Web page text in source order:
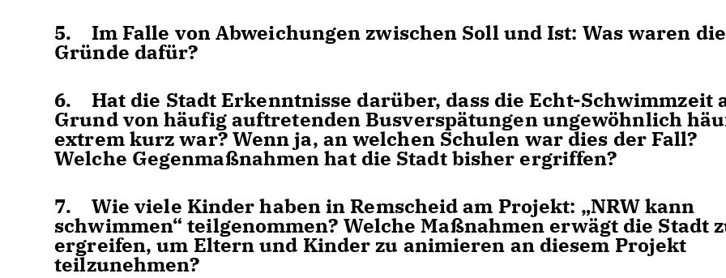
5. Im Falle von Abweichungen zwischen Soll und Ist: Was waren die
Gründe dafür?
6. Hat die Stadt Erkenntnisse darüber, dass die Echt-Schwimmzeit
Grund von häufig auftretenden Busverspätungen ungewöhnlich
extrem kurz war? Wenn ja, an welchen Schulen war dies der Fall?
Welche Gegenmaßnahmen hat die Stadt bisher ergriffen?
7. Wie viele Kinder haben in Remscheid am Projekt: „NRW kann
schwimmen“ teilgenommen? Welche Maßnahmen erwägt die Stadt
ergreifen, um Eltern und Kinder zu animieren an diesem Projekt
teilzunehmen?